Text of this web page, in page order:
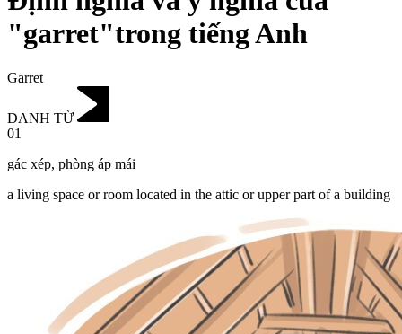
"garret"trong tiếng Anh
Garret
DANH TỪ
01
gác xép, phòng áp mái
a living space or room located in the attic or upper part of a building